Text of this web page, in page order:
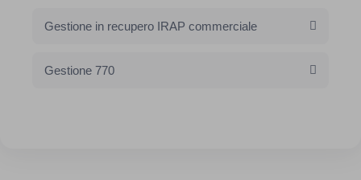
Gestione in recupero IRAP commerciale
Gestione 770